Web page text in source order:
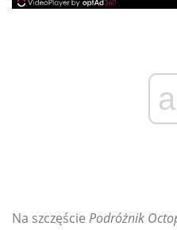
Na szczęście Podróżnik